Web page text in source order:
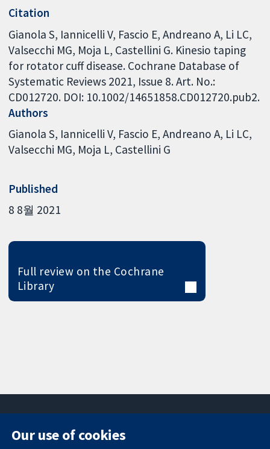
Citation
Gianola S, Iannicelli V, Fascio E, Andreano A, Li LC,
Valsecchi MG, Moja L, Castellini G. Kinesio taping
for rotator cuff disease. Cochrane Database of
Systematic Reviews 2021, Issue 8. Art. No.:
CD012720. DOI: 10.1002/14651858.CD012720.pub2.
Authors
Gianola S Iannicelli V Fascio E Andreano A Li LC
Valsecchi MG Moja L Castellini G
Published
8 8월 2021
Full review on the Cochrane
Library
Our use of cookies